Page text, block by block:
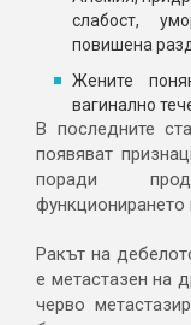
слабост,
повишена
Жените
вагинално
В последните
появяват
поради
функционирането
Ракът на
е метастазен на
черво